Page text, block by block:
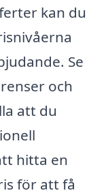
kan du
Se
och
att du
hitta en
för att få